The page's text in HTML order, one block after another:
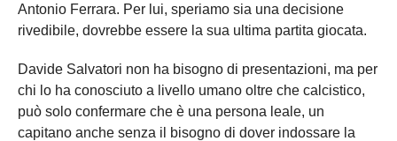
Antonio Ferrara. Per lui, speriamo sia una decisione
rivedibile, dovrebbe essere la sua ultima partita giocata.
Davide Salvatori non ha bisogno di presentazioni, ma per
chi lo ha conosciuto a livello umano oltre che calcistico,
può solo confermare che è una persona leale, un
capitano anche senza il bisogno di dover indossare la